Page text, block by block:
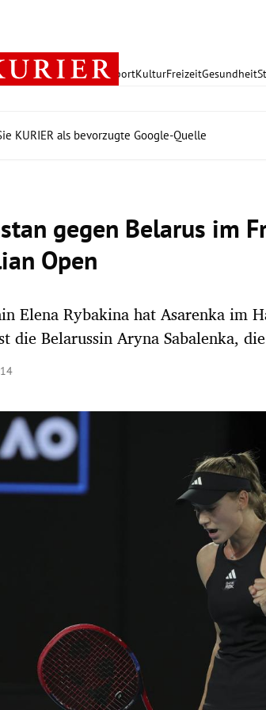
PolitikWirtschaft SportKulturFreizeitGesundheit
KURIER als bevorzugte Google-Quelle
gegen Belarus im
Open
Elena Rybakina hat Asarenka im
die Belarussin Aryna Sabalenka,
öffnen/schließen